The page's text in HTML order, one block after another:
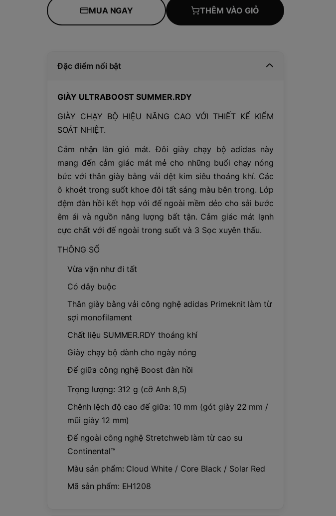
MUA NGAY THÊM VÀO GIỎ
Đặc điểm nổi bật
GIÀY ULTRABOOST SUMMER.RDY
GIÀY CHẠY BỘ HIỆU NĂNG CAO VỚI THIẾT KẾ KIỂM
SOÁT NHIỆT.
Cảm nhận làn gió mát. Đôi giày chạy bộ adidas này
mang đến cảm giác mát mẻ cho những buổi chạy nóng
bức với thân giày bằng vải dệt kim siêu thoáng khí. Các
ô khoét trong suốt khoe đôi tất sáng màu bên trong. Lớp
đệm đàn hồi kết hợp với đế ngoài mềm dẻo cho sải bước
êm ái và nguồn năng lượng bất tận. Cảm giác mát lạnh
cực chất với đế ngoài trong suốt và 3 Sọc xuyên thấu.
THÔNG SỐ
Vừa vặn như đi tất
Có dây buộc
Thân giày bằng vải công nghệ adidas Primeknit làm từ
sợi monofilament
Chất liệu SUMMER.RDY thoáng khí
Giày chạy bộ dành cho ngày nóng
Đế giữa công nghệ Boost đàn hồi
Trọng lượng: 312 g (cỡ Anh 8,5)
Chênh lệch độ cao đế giữa: 10 mm (gót giày 22 mm /
mũi giày 12 mm)
Đế ngoài công nghệ Stretchweb làm từ cao su
Continental™
Màu sản phẩm: Cloud White / Core Black / Solar Red
Mã sản phẩm: EH1208